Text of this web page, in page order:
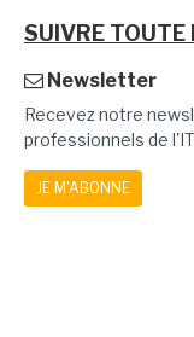
SUIVRE TOUTE
Newsletter
Recevez notre
professionnels de
JE M'ABONNE